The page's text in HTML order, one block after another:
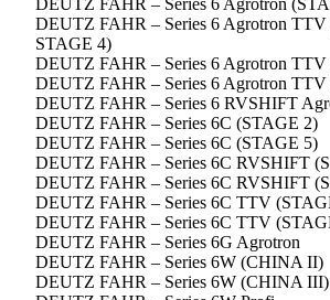
DEUTZ FAHR – Series 6 Agrotron
STAGE 4)
DEUTZ FAHR – Series 6 Agrotron
DEUTZ FAHR – Series 6 Agrotron
DEUTZ FAHR – Series 6 RVSHIFT
DEUTZ FAHR – Series 6C (STAGE 2)
DEUTZ FAHR – Series 6C (STAGE 5)
DEUTZ FAHR – Series 6C RVSHIFT
DEUTZ FAHR – Series 6C RVSHIFT
DEUTZ FAHR – Series 6C TTV
DEUTZ FAHR – Series 6C TTV
DEUTZ FAHR – Series 6G Agrotron
DEUTZ FAHR – Series 6W (CHINA II)
DEUTZ FAHR – Series 6W (CHINA III)